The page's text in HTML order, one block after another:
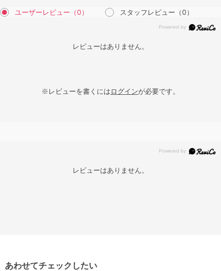
ユーザーレビュー （0） スタッフレビュー （0）
レビューはありません。
※レビューを書くにはログインが必要です。
レビューはありません。
あわせてチェックしたい